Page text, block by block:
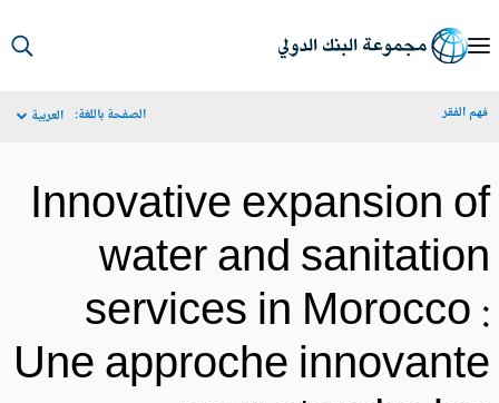
الفقر الصفحة باللغة: العربية
Innovative expansion
water and
services in
Une approche